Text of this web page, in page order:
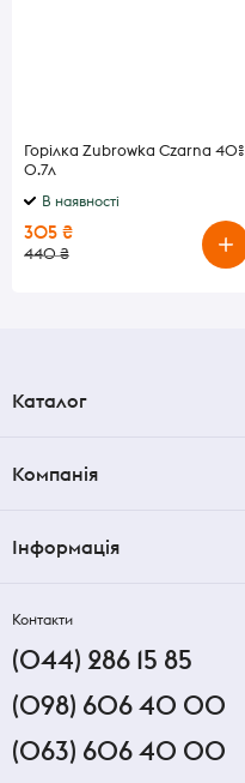
Горілка Zubrowka Czarna 40%
0.7л
В наявності
305 ₴
440 ₴
Каталог
Компанія
Інформація
Контакти
(044) 286 15 85
(098) 606 40 00
(063) 606 40 00